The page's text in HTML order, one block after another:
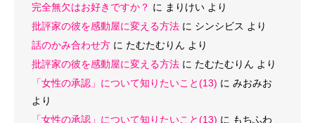
完全無欠はお好きですか？ に まりけい より
批評家の彼を感動屋に変える方法 に シンシビス より
話のかみ合わせ方 に たむたむりん より
批評家の彼を感動屋に変える方法 に たむたむりん より
「女性の承認」について知りたいこと(13) に みおみお
より
「女性の承認」について知りたいこと(13) に もちふわ